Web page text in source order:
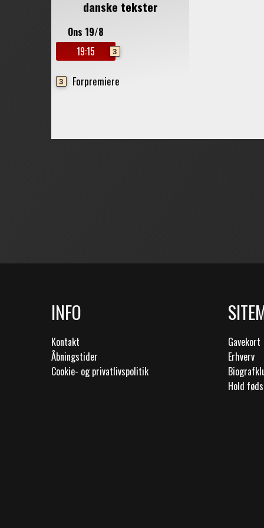
INFO
Kontakt
Åbningstider
Cookie- og privatlivspolitik
Gavekort
Erhverv
Hold